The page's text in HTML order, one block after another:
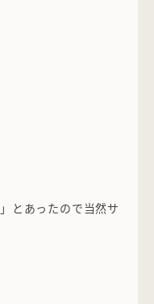
とあったので当然サ